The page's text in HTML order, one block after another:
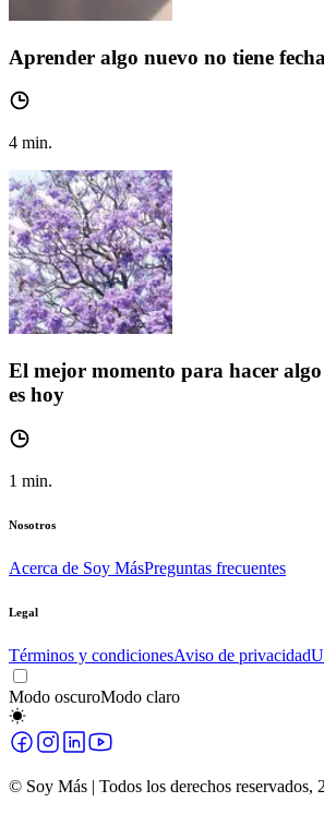
Aprender algo nuevo no tiene
4 min.
El mejor momento para hacer
es hoy
1 min.
Nosotros
Acerca de Soy MásPreguntas frecuentes
Legal
Términos y condicionesAviso de privacidad
Modo oscuroModo claro
© Soy Más | Todos los derechos reservados,